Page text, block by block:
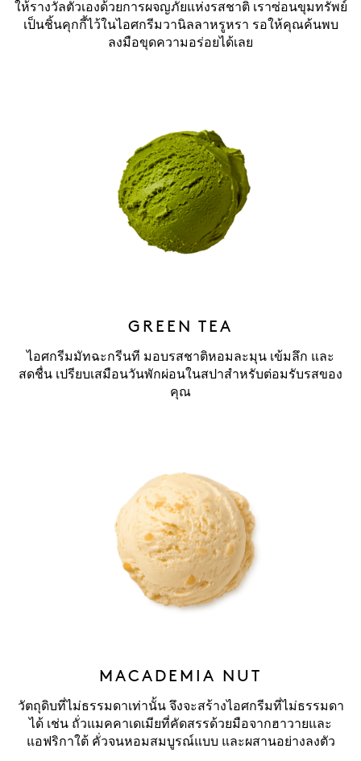
ให้รางวัลตัวเองด้วยการผจญภัยแห่งรสชาติ เราซ่อนขุมทรัพย์
เป็นชิ้นคุกกี้ไว้ในไอศกรีมวานิลลาหรูหรา รอให้คุณค้นพบ
ลงมือขุดความอร่อยได้เลย
GREEN TEA
ไอศกรีมมัทฉะกรีนที มอบรสชาติหอมละมุน เข้มลึก และ
สดชื่น เปรียบเสมือนวันพักผ่อนในสปาสำหรับต่อมรับรสของ
คุณ
MACADEMIA NUT
วัตถุดิบที่ไม่ธรรมดาเท่านั้น จึงจะสร้างไอศกรีมที่ไม่ธรรมดา
ได้ เช่น ถั่วแมคคาเดเมียที่คัดสรรด้วยมือจากฮาวายและ
แอฟริกาใต้ คั่วจนหอมสมบูรณ์แบบ และผสานอย่างลงตัว